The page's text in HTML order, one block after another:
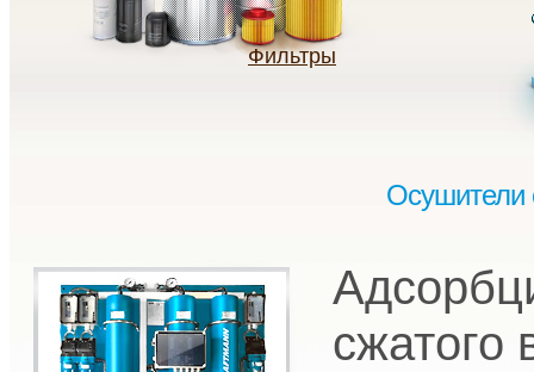
Фильтры
Осушители
сжатого